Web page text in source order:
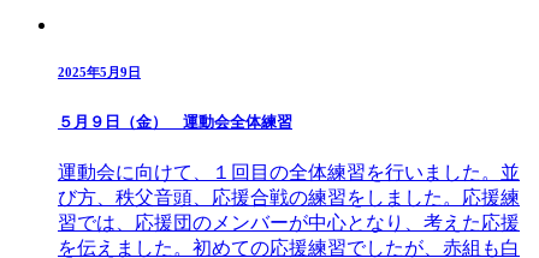
2025年5月9日
５月９日（金） 運動会全体練習
運動会に向けて、１回目の全体練習を行いました。並
び方、秩父音頭、応援合戦の練習をしました。応援練
習では、応援団のメンバーが中心となり、考えた応援
を伝えました。初めての応援練習でしたが、赤組も白